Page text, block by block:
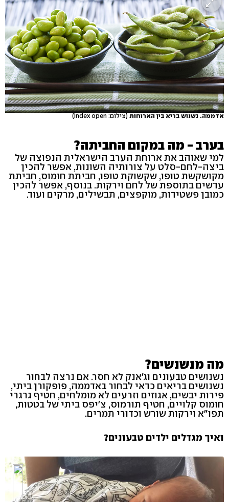
אדממה. נשנוש בריא בין הארוחות (צילום: Index open)
בערב - מה במקום החביתה?
למי שאוהב את ארוחת הערב הישראלית הנפוצה של
ביצה-לחם-סלט על צורותיה השונות, אפשר להכין
מקושקשת טופו, שקשוקת טופו, חביתת חומוס, חביתת
עדשים בתוספת של לחם וירקות. בנוסף, אפשר להכין
כמובן פשטידות, מוקפצים, תבשילים, מרקים ועוד.
מה מנשנשים?
נשנושים טבעונים וג'אנק לא חסר. אם נרצה לבחור
נשנושים בריאים כדאי לבחור באדממה, פופקורן ביתי,
פירות יבשים, אגוזים וזרעים לא מומלחים, חטיף גרגרי
חומוס קלויים, חטיף תורמוס, צ'יפס ביתי של בטטות,
תפו"א וירקות שורש וכדורי תמרים.
ואיך מגדלים ילדים טבעונים?